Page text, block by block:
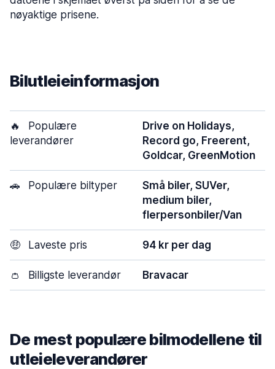
nøyaktige prisene.
Bilutleieinformasjon
🔥
Populære
leverandører
Drive on Holidays,
Record go, Freerent,
Goldcar, GreenMotion
🚗 Populære biltyper
Små biler, SUVer,
medium biler,
flerpersonbiler/Van
🤑 Laveste pris 94 kr per dag
👛 Billigste leverandør Bravacar
De mest populære bilmodellene til
utleieleverandører